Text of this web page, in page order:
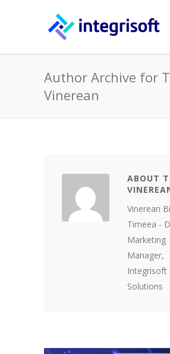
Author Archive for
Vinerean
ABOUT
Vinerean
Timeea -
Marketing
Manager,
Integrisoft
Solutions